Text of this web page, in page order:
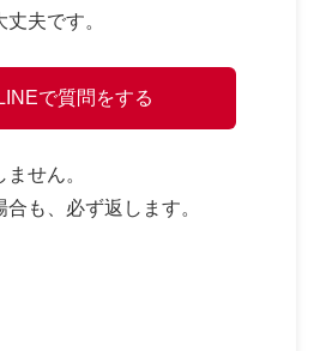
夫です。
で質問をする
せん。
も、必ず返します。